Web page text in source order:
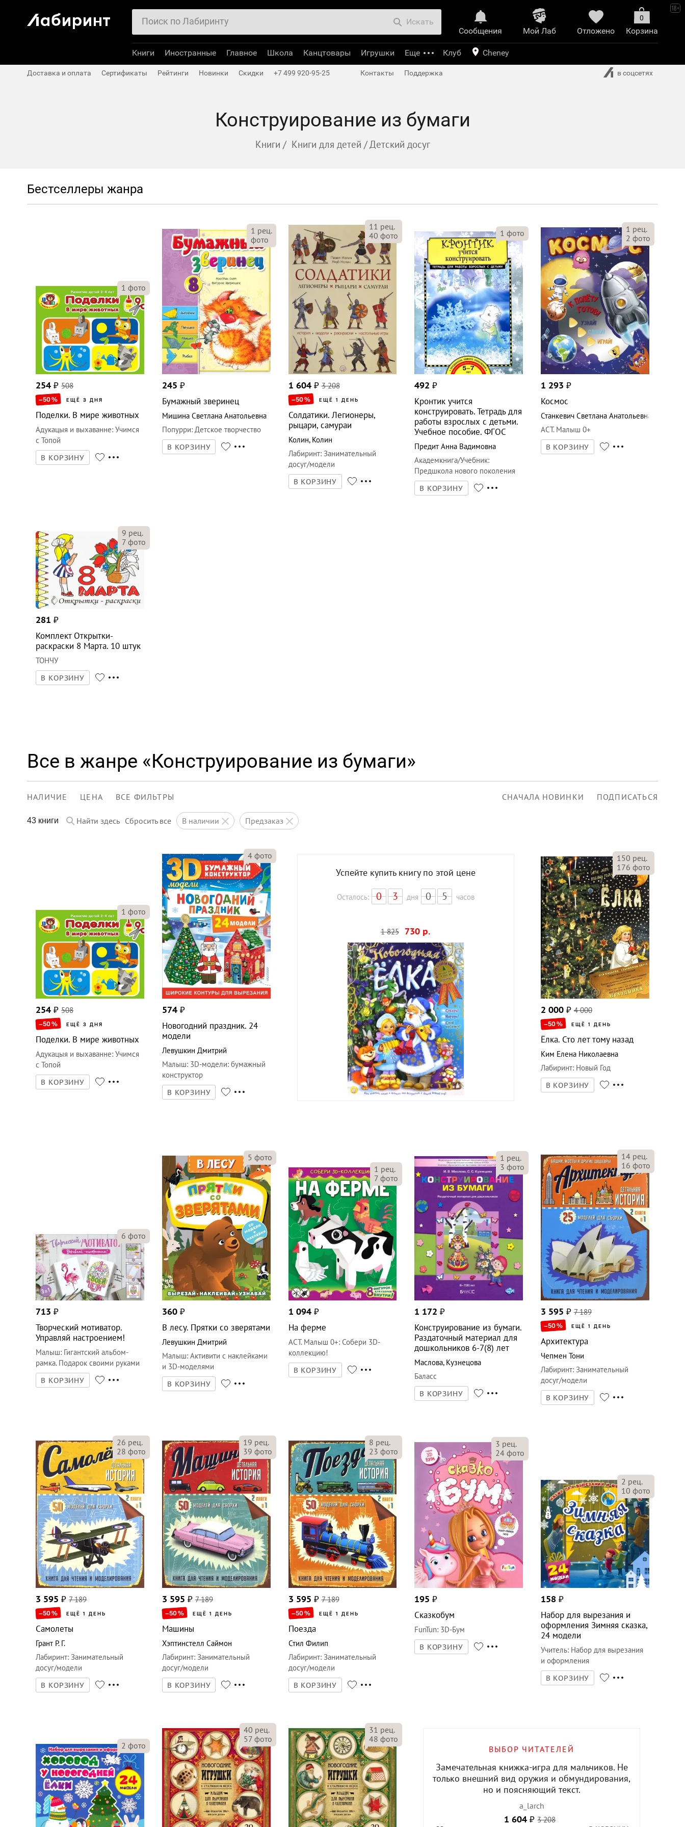
Конструирование из бумаги
Книги / Книги для детей /Детский досуг
Бестселлеры жанра
1 фото
254 ₽508
–50% ЕЩЁ 3 ДНЯ
Поделки. В мире животных
Адукацыя и выхаванне:Учимся
с Топой
В КОРЗИНУ
1 рец.
фото
245 ₽
Бумажный зверинец
Мишина Светлана Анатольевна
Попурри: Детское творчество
В КОРЗИНУ
11 рец.
40 фото
1 604₽3 208
–50% ЕЩЁ 1 ДЕНЬ
Солдатики. Легионеры,
рыцари, самураи
Колин, Колин
Лабиринт: Занимательный
досуг/модели
В КОРЗИНУ
1 фото
492 ₽
Кронтик учится
конструировать. Тетрадь для
работы взрослых с детьми.
Учебное пособие. ФГОС
Предит Анна Вадимовна
Академкнига/Учебник:
Предшкола нового поколения
В КОРЗИНУ
1 рец.
2 фото
1 293 ₽
Космос
Станкевич Светлана Анатольевна
АСТ. Малыш 0+
В КОРЗИНУ
9 рец.
7фото
281 ₽
Комплект Открытки-
раскраски 8 Марта. 10 штук
ТОНЧУ
В КОРЗИНУ
Все в жанре «Конструирование из бумаги»
НАЛИЧИЕ ЦЕНА ВСЕ ФИЛЬТРЫ СНАЧАЛА НОВИНКИ ПОДПИСАТЬСЯ
43 книги Найти здесь Сбросить все в наличии предзаказ
1 фото
254 ₽508
–50% ЕЩЁ 3 ДНЯ
Поделки. В мире животных
Адукацыя и выхаванне:Учимся
с Топой
В КОРЗИНУ
4фото
574₽
Новогодний праздник. 24
модели
Левушкин Дмитрий
Малыш: 3D-модели: бумажный
конструктор
В КОРЗИНУ
Успейте купить книгу по этой цене
Осталось: 0 3 дня 0 5 часов
1 825 730 р.
150 рец.
176 фото
2 000₽4 000
–50% ЕЩЁ 1 ДЕНЬ
Ёлка. Сто лет тому назад
Ким Елена Николаевна
Лабиринт: Новый Год
В КОРЗИНУ
6 фото
713 ₽
Творческий мотиватор.
Управляй настроением!
Малыш: Гигантский альбом-
рамка. Подарок своими руками
В КОРЗИНУ
5 фото
360₽
В лесу. Прятки со зверятами
Левушкин Дмитрий
Малыш: Активити с наклейками
и 3D-моделями
В КОРЗИНУ
1 рец.
7 фото
1 094₽
На ферме
АСТ. Малыш 0+: Собери 3D-
коллекцию!
В КОРЗИНУ
1 рец.
3 фото
1 172 ₽
Конструирование из бумаги.
Раздаточный материал для
дошкольников 6-7(8) лет
Маслова, Кузнецова
Баласс
В КОРЗИНУ
14 рец.
16 фото
3 595 ₽7 189
–50% ЕЩЁ 1 ДЕНЬ
Архитектура
Чепмен Тони
Лабиринт: Занимательный
досуг/модели
В КОРЗИНУ
26 рец.
28 фото
3 595 ₽7 189
–50% ЕЩЁ 1 ДЕНЬ
Самолеты
Грант Р. Г.
Лабиринт:Занимательный
досуг/модели
В КОРЗИНУ
19 рец.
39 фото
3 595 ₽ 7 189
–50% ЕЩЁ 1 ДЕНЬ
Машины
Хэптинстелл Саймон
Лабиринт: Занимательный
досуг/модели
В КОРЗИНУ
8 рец.
23 фото
3 595 ₽7 189
–50% ЕЩЁ 1 ДЕНЬ
Поезда
Стил Филип
Лабиринт: Занимательный
досуг/модели
В КОРЗИНУ
3 рец.
24фото
195 ₽
Сказкобум
FunTun: 3D-Бум
В КОРЗИНУ
2 рец.
10 фото
158₽
Набор для вырезания и
оформления Зимняя сказка,
24 модели
Учитель: Набор для вырезания
и оформления
В КОРЗИНУ
2 фото
40 рец.
57фото
31 рец.
48 фото
ВЫБОР ЧИТАТЕЛЕЙ
Замечательная книжка-игра для мальчиков. Не
только внешний вид оружия и обмундирования,
но и поясняющий текст.
a_larch
1 604 ₽3 208
Сообщения
Mой Лаб​
иринт
Отложено
0
Корзина
Искать
Книги Иностранные Главное Школа Канцтовары Игрушки Еще Клуб Cheney
Доставка и оплата Сертификаты Рейтинги Новинки Скидки +7 499 920-95-25 Контакты Поддержка в соцсетях